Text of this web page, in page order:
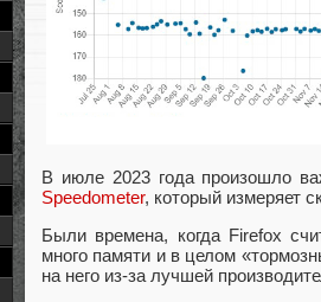
В июле 2023 года произошло
Speedometer, который измеряет
Были времена, когда Firefox
много памяти и в целом
на него из-за лучшей